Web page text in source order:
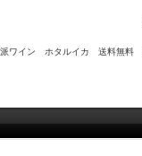
ワイン ホタルイカ 送料無料